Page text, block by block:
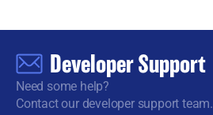
Developer Support
Need some help?
Contact our developer support team.